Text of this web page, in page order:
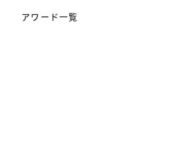
アワード一覧